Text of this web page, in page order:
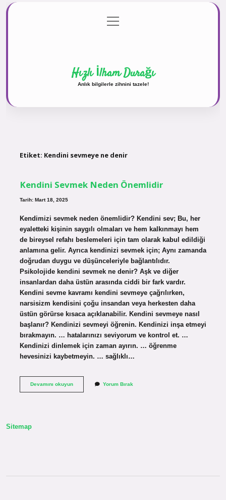
Gizlilik Politikası
menüyü
aç
Hızlı İlham Durağı
Anlık bilgilerle zihnini tazele!
Etiket: Kendini sevmeye ne denir
Kendini Sevmek Neden Önemlidir
Tarih: Mart 18, 2025
Kendimizi sevmek neden önemlidir? Kendini sev; Bu, her
eyaletteki kişinin saygılı olmaları ve hem kalkınmayı hem
de bireysel refahı beslemeleri için tam olarak kabul edildiği
anlamına gelir. Ayrıca kendinizi sevmek için; Aynı zamanda
doğrudan duygu ve düşünceleriyle bağlantılıdır.
Psikolojide kendini sevmek ne denir? Aşk ve diğer
insanlardan daha üstün arasında ciddi bir fark vardır.
Kendini sevme kavramı kendini sevmeye çağrılırken,
narsisizm kendisini çoğu insandan veya herkesten daha
üstün görürse kısaca açıklanabilir. Kendini sevmeye nasıl
başlanır? Kendinizi sevmeyi öğrenin. Kendinizi inşa etmeyi
bırakmayın. … hatalarınızı seviyorum ve kontrol et. …
Kendinizi dinlemek için zaman ayırın. … öğrenme
hevesinizi kaybetmeyin. … sağlıklı…
Devamını okuyunKendini
Yorum Bırak
Sitemap